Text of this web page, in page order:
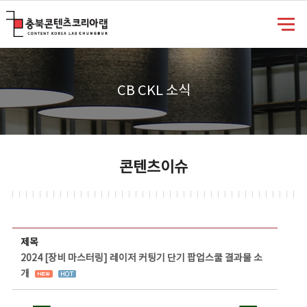
CB CKL 소식
콘텐츠이슈
제목
2024 [장비 마스터링] 레이저 커팅기 단기 팝업스쿨 결과물 소
개